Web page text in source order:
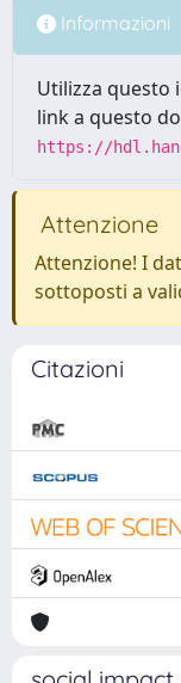
Informazioni
Utilizza questo
link a questo
https://
Attenzione
Attenzione! I
sottoposti a
Citazioni